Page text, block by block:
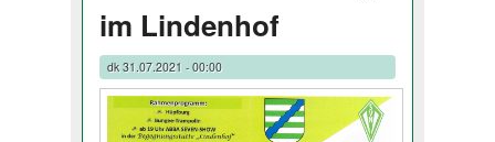
im Lindenhof
dk31.07.2021 - 00:00